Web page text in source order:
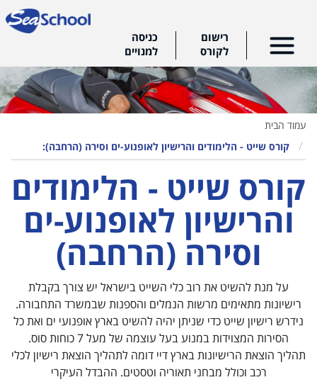
כניסה
למנויים
רישום
לקורס
עמוד הבית
קורס שייט - הלימודים והרישיון לאופנוע-ים וסירה (הרחבה):
קורס שייט - הלימודים
והרישיון לאופנוע-ים
וסירה (הרחבה)
על מנת להשיט את רוב כלי השייט בישראל יש צורך בקבלת
רישיונות מתאימים מרשות הנמלים והספנות שבמשרד התחבורה.
נידרש רישיון שייט כדי שניתן יהיה להשיט בארץ אופנועי ים ואת כל
הסירות המצוידות במנוע בעל עוצמה של מעל 7 כוחות סוס.
תהליך הוצאת הרישיונות בארץ דיי דומה לתהליך הוצאת רישיון לכלי
רכב וכולל מבחני תאוריה וטסטים. ההבדל העיקרי